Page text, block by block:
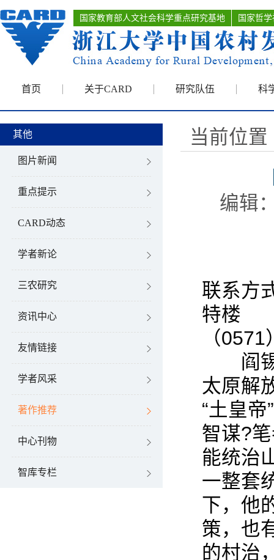
国家教育部人文社会科学重点研究基地 国家哲
首页 关于CARD 研究队伍 科
其他
图片新闻
重点提示
CARD动态
学者新论
三农研究
资讯中心
友情链接
学者风采
著作推荐
中心刊物
智库专栏
当前位置
编辑
联系方
特楼
（
阎锡
太原解
“土皇
智谋?
能统治
一整套
下，他
策，也
的村治